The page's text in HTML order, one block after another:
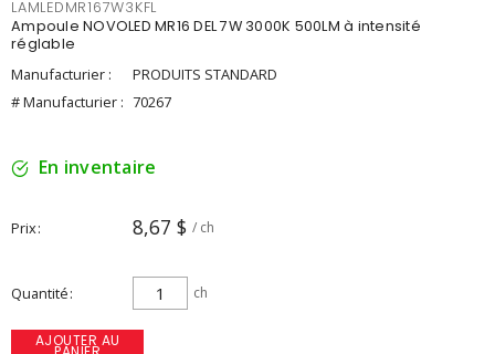
LAMLEDMR167W3KFL
Ampoule NOVOLED MR16 DEL 7W 3000K 500LM à intensité
réglable
Manufacturier :
PRODUITS STANDARD
# Manufacturier : 70267
En inventaire
Prix 8,67 $ / ch
Quantité ch
AJOUTER AU